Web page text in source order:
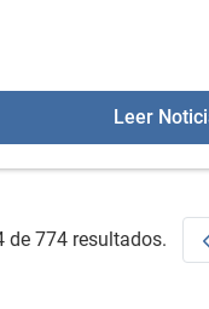
DOMÉSTICO
Leer
de 774 resultados.